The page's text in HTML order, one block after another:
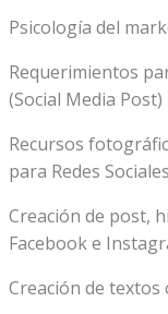
Psicología del
Requerimientos
(Social Media Post)
Recursos
para Redes Sociales
Creación de post,
Facebook e
Creación de